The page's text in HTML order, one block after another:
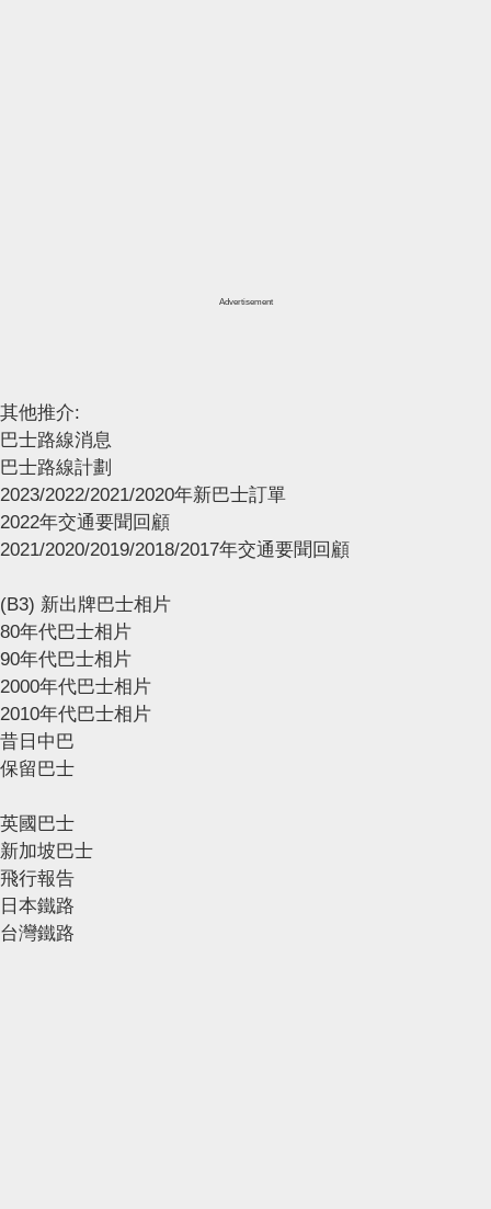
Advertisement
其他推介:
巴士路線消息
巴士路線計劃
2023/2022/2021/2020年新巴士訂單
2022年交通要聞回顧
2021/2020/2019/2018/2017年交通要聞回顧
(B3) 新出牌巴士相片
80年代巴士相片
90年代巴士相片
2000年代巴士相片
2010年代巴士相片
昔日中巴
保留巴士
英國巴士
新加坡巴士
飛行報告
日本鐵路
台灣鐵路